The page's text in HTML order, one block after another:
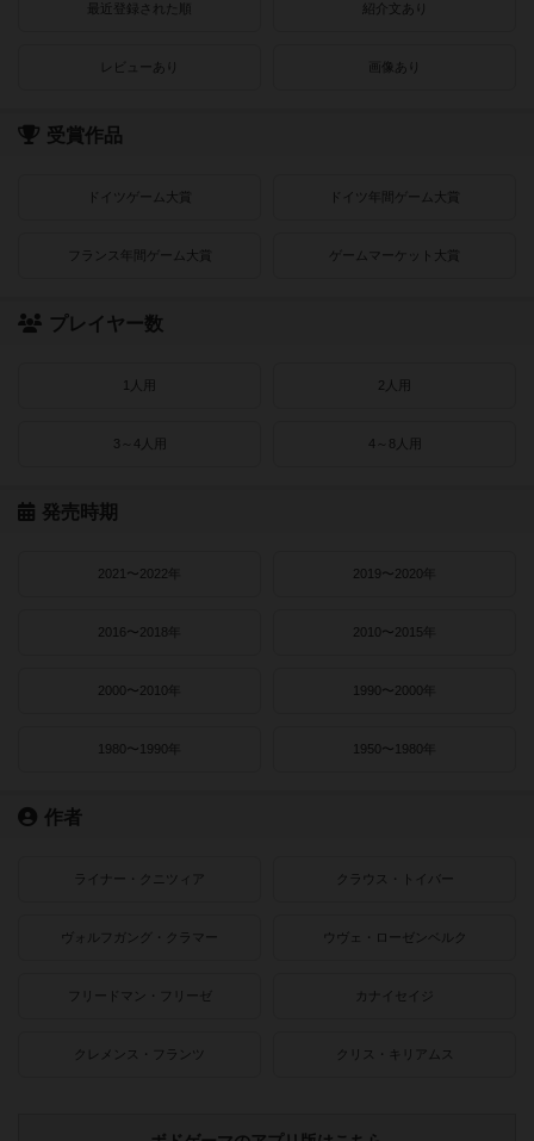
最近登録された順 紹介文あり
レビューあり 画像あり
受賞作品
ドイツゲーム大賞 ドイツ年間ゲーム大賞
フランス年間ゲーム大賞 ゲームマーケット大賞
プレイヤー数
1人用 2人用
3～4人用 4～8人用
発売時期
2021〜2022年 2019〜2020年
2016〜2018年 2010〜2015年
2000〜2010年 1990〜2000年
1980〜1990年 1950〜1980年
作者
ライナー・クニツィア クラウス・トイバー
ヴォルフガング・クラマー ウヴェ・ローゼンベルク
フリードマン・フリーゼ カナイセイジ
クレメンス・フランツ クリス・キリアムス